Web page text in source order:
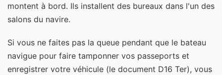
montent à bord. Ils installent des bureaux dans l'un des
salons du navire.
Si vous ne faites pas la queue pendant que le bateau
navigue pour faire tamponner vos passeports et
enregistrer votre véhicule (le document D16 Ter), vous